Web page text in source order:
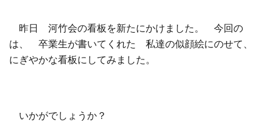
□ よくあるご質問
□ 高校部
□ 2019年合格体験記
昨日 河竹会の看板を新たにかけました。 今回の
は、 卒業生が書いてくれた 私達の似顔絵にのせて、
にぎやかな看板にしてみました。
いかがでしょうか？